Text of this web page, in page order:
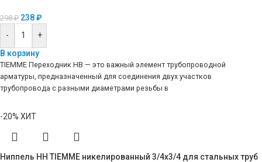
298₽ 238₽
-
+
В корзину
TIEMME Переходник HB — это важный элемент трубопроводной
арматуры, предназначенный для соединения двух участков
трубопровода с разными диаметрами резьбы в
-20% ХИТ
Ниппель HH TIEMME никелированный 3/4х3/4 для стальных труб